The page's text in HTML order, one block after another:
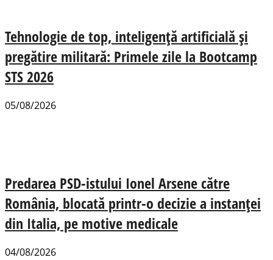
Tehnologie de top, inteligență artificială și
pregătire militară: Primele zile la Bootcamp
STS 2026
05/08/2026
Predarea PSD-istului Ionel Arsene către
România, blocată printr-o decizie a instanței
din Italia, pe motive medicale
04/08/2026